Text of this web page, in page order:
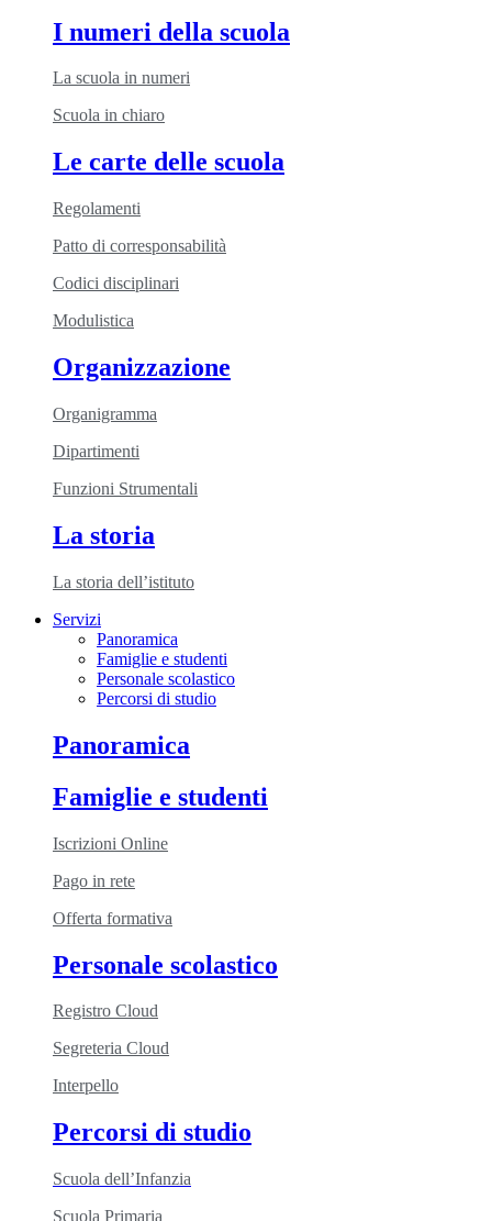
I numeri della scuola
La scuola in numeri
Scuola in chiaro
Le carte delle scuola
Regolamenti
Patto di corresponsabilità
Codici disciplinari
Modulistica
Organizzazione
Organigramma
Dipartimenti
Funzioni Strumentali
La storia
La storia dell’istituto
Servizi
Panoramica
Famiglie e studenti
Personale scolastico
Percorsi di studio
Panoramica
Famiglie e studenti
Iscrizioni Online
Pago in rete
Offerta formativa
Personale scolastico
Registro Cloud
Segreteria Cloud
Interpello
Percorsi di studio
Scuola dell’Infanzia
Scuola Primaria